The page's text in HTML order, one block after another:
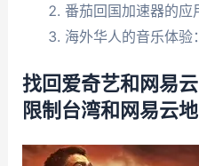
番茄回国加速器的应
海外华人的音乐体验
找回爱奇艺和网易
限制台湾和网易云